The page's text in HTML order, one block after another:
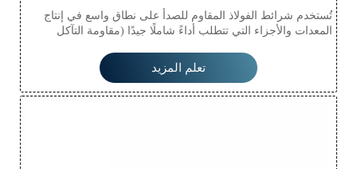
تُستخدم شرائط الفولاذ المقاوم للصدأ على نطاق واسع في إنتاج
المعدات والأجزاء التي تتطلب أداءً شاملًا جيدًا (مقاومة التآكل
الكيميائية، والطاقة النووية، والمواد الخارجية، ومواد البناء، وأجزاء
السيارات (خزان النصف سائل)، والأجهزة الطبية، وصناعة الألياف
وأجزاء السفن، إلخ.
تعلم المزيد